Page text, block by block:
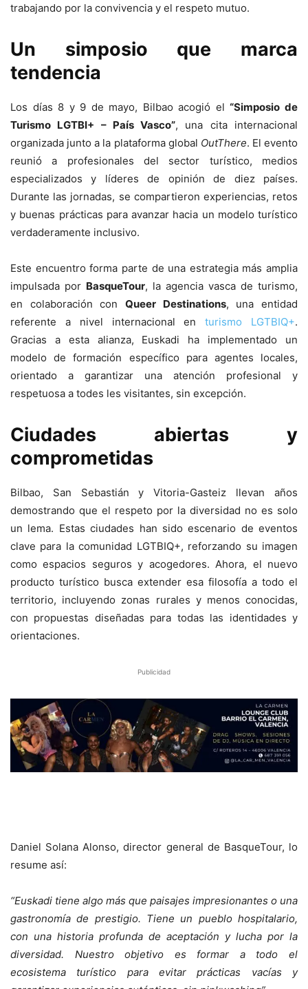
trabajando por la convivencia y el respeto mutuo.
Un simposio que marca
tendencia
Los días 8 y 9 de mayo, Bilbao acogió el“Simposio de
Turismo LGTBI+ – País Vasco”, una cita internacional
organizada junto a la plataforma global OutThere. El evento
reunió a profesionales del sector turístico, medios
especializados y líderes de opinión de diez países.
Durante las jornadas, se compartieron experiencias, retos
y buenas prácticas para avanzar hacia un modelo turístico
verdaderamente inclusivo.
Este encuentro forma parte de una estrategia más amplia
impulsada por BasqueTour, la agencia vasca de turismo,
en colaboración con Queer Destinations, una entidad
referente a nivel internacional enturismo LGTBIQ+.
Gracias a esta alianza, Euskadi ha implementado un
modelo de formación específico para agentes locales,
orientado a garantizar una atención profesional y
respetuosa a todes les visitantes, sin excepción.
Ciudades abiertas y
comprometidas
Bilbao, San Sebastián y Vitoria-Gasteiz llevan años
demostrando que el respeto por la diversidad no es solo
un lema. Estas ciudades han sido escenario de eventos
clave para la comunidad LGTBIQ+, reforzando su imagen
como espacios seguros y acogedores. Ahora, el nuevo
producto turístico busca extender esa filosofía a todo el
territorio, incluyendo zonas rurales y menos conocidas,
con propuestas diseñadas para todas las identidades y
orientaciones.
Publicidad
Daniel Solana Alonso, director general de BasqueTour, lo
resume así:
“Euskadi tiene algo más que paisajes impresionantes o una
gastronomía de prestigio. Tiene un pueblo hospitalario,
con una historia profunda de aceptación y lucha por la
diversidad. Nuestro objetivo es formar a todo el
ecosistema turístico para evitar prácticas vacías y